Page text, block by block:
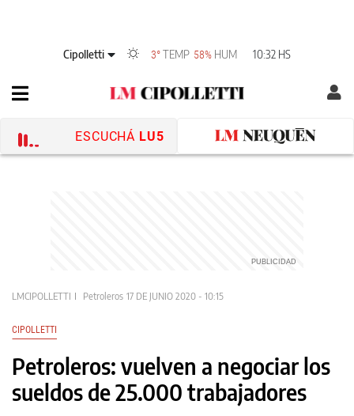
Cipolletti 3°TEMP 58% HUM 10:32 HS
ESCUCHÁ LU5
LMCIPOLLETTI Petroleros 17 DE JUNIO 2020 - 10:15
CIPOLLETTI
Petroleros: vuelven a negociar los
sueldos de 25.000 trabajadores